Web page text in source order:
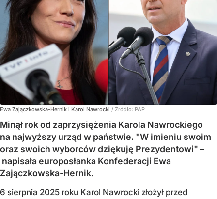
Ewa Zajączkowska-Hernik i Karol Nawrocki / Źródło: PAP
Minął rok od zaprzysiężenia Karola Nawrockiego
na najwyższy urząd w państwie. "W imieniu swoim
oraz swoich wyborców dziękuję Prezydentowi" –
napisała europosłanka Konfederacji Ewa
Zajączkowska-Hernik.
6 sierpnia 2025 roku Karol Nawrocki złożył przed